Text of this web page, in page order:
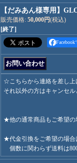
【だみあん様専用】
販売価格: 50,000円(税込)
[終了]
☆こちらから連絡を差し上
それ以外の方はキャンセル
★他の通常商品もご希望の
★代金引換をご希望の場合
個数に関わらず送料は